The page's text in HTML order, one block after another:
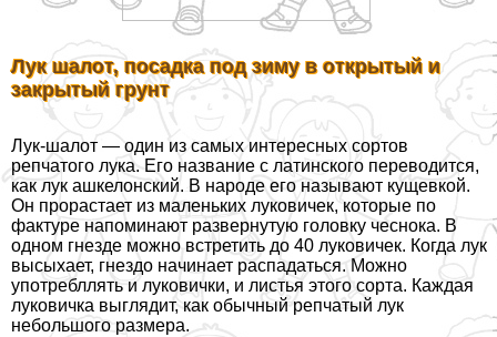
Лук шалот, посадка под зиму в открытый и
закрытый грунт
Лук-шалот — один из самых интересных сортов
репчатого лука. Его название с латинского переводится,
как лук ашкелонский. В народе его называют кущевкой.
Он прорастает из маленьких луковичек, которые по
фактуре напоминают развернутую головку чеснока. В
одном гнезде можно встретить до 40 луковичек. Когда лук
высыхает, гнездо начинает распадаться. Можно
употрeбллять и луковички, и листья этого сорта. Каждая
луковичка выглядит, как обычный репчатый лук
небольшого размера.